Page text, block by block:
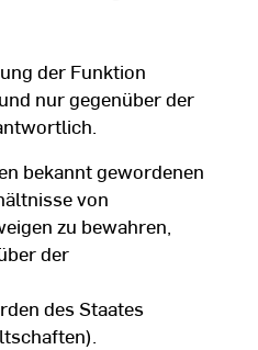
der Funktion
nur gegenüber der
bekannt gewordenen
von
zu bewahren,
der
des Staates
der